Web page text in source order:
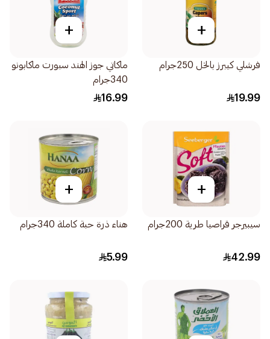
+
فرشلي كيبرز بالخل 250جرام
19.99
+
ماكاتي جوز الهند سبورت ماكابونو
340جرام
16.99
+
سيبيرجر قراصيا طرية 200جرام
42.99
+
هناء ذرة حبة كاملة 340جرام
5.99